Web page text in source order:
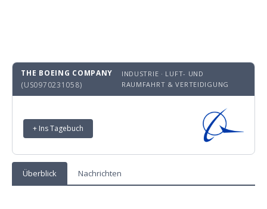
THE BOEING COMPANY
(US0970231058)
INDUSTRIE · LUFT- UND
RAUMFAHRT & VERTEIDIGUNG
+ Ins Tagebuch
Überblick Nachrichten